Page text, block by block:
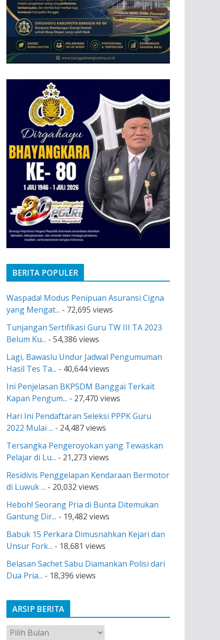
BERITA POPULER
Waspada! Modus Penipuan Asuransi Cigna
yang Mengat... - 72,695 views
Tunjangan Sertifikasi Guru TW III TA 2023
Belum Ku... - 54,386 views
Lagi, Bawaslu Undur Jadwal Pengumuman
Hasil Tes Ta... - 40,644 views
Ini Penjelasan BKPSDM Banggai Terkait
Kapan Pengum... - 27,470 views
Hari Ini Pendaftaran Seleksi PPPK Guru
2022 Mulai ... - 24,487 views
Tersangka Pengeroyokan yang Tewaskan
Pelajar di Lu... - 21,273 views
Residivis Penggelapan Kendaraan Bermotor
di Luwuk ... - 20,032 views
Heboh! Seorang Pria di Bunta Ditemukan
Gantung Dir... - 19,482 views
Babuk 15 Perkara Dimusnahkan Kejari dan
Unsur Fork... - 18,681 views
Belasan Sachet Sabu Diamankan Polisi dari
Dua Pria... - 18,396 views
ARSIP BERITA
A